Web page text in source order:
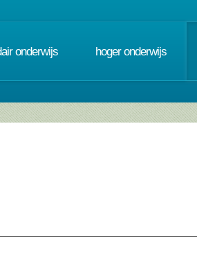
onderwijs hoger onderwijs